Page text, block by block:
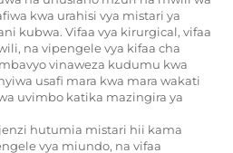
kwa urahisi vya mistari ya
kubwa. Vifaa vya kirurgical, vifaa
na vipengele vya kifaa cha
vinaweza kudumu kwa
usafi mara kwa mara wakati
uvimbo katika mazingira ya
hutumia mistari hii kama
vya miundo, na vifaa